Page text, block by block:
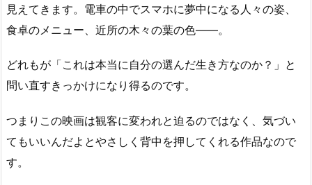
見えてきます。電車の中でスマホに夢中になる人々の姿、
食卓のメニュー、近所の木々の葉の色――。
どれもが「これは本当に自分の選んだ生き方なのか？」と
問い直すきっかけになり得るのです。
つまりこの映画は観客に変われと迫るのではなく、気づい
てもいいんだよとやさしく背中を押してくれる作品なので
す。